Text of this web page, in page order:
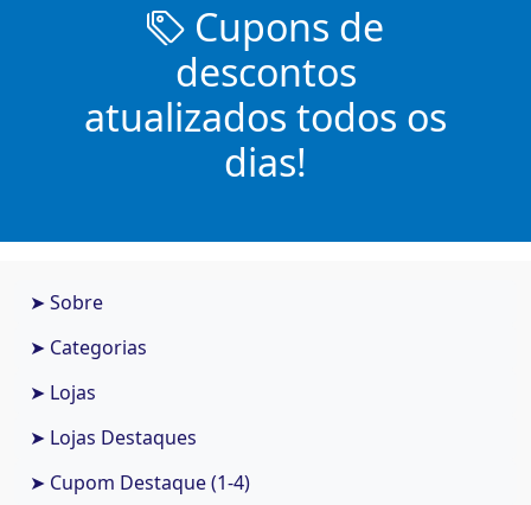
Cupons de
descontos
atualizados todos os
dias!
➤ Sobre
➤ Categorias
➤ Lojas
➤ Lojas Destaques
➤ Cupom Destaque (1-4)